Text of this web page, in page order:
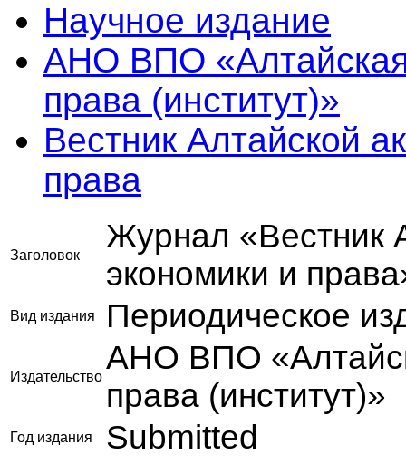
Научное издание
АНО ВПО
права (институт)»
Вестник Алтайской
права
Заголовок
Журнал «Вестник
экономики и
Вид издания Периодическое
Издательство
АНО ВПО
права (институт)»
Год издания Submitted